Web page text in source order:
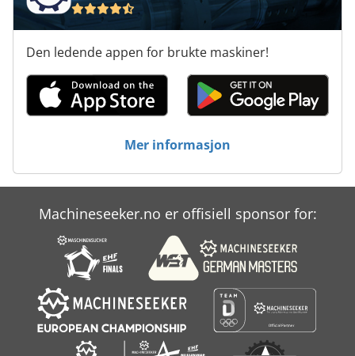
Tre Så
Tre Tørkekammer
Tre Tørketrommel Tre Tørt Kammer
Tre Vinduer
Varmt Lim
Varmt Lim Bala
Den ledende appen for brukte maskiner!
Mer informasjon
Machineseeker.no er offisiell sponsor for: